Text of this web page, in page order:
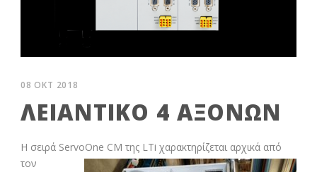
08 ΟΚΤ 2018
ΛΕΙΑΝΤΙΚΌ 4 ΑΞΌΝΩΝ
Η σειρά ServoOne CM της LTi χαρακτηρίζεται αρχικά από
τον